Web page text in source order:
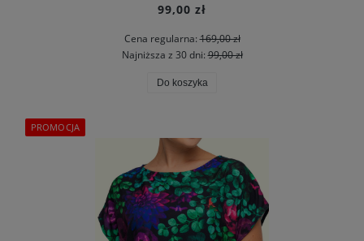
99,00 zł
Cena regularna:169,00 zł
Najniższa z 30 dni:99,00 zł
Do koszyka
PROMOCJA